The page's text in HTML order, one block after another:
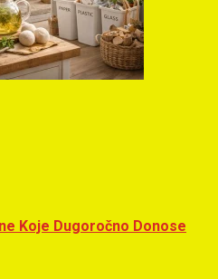
Koje Dugoročno Donose